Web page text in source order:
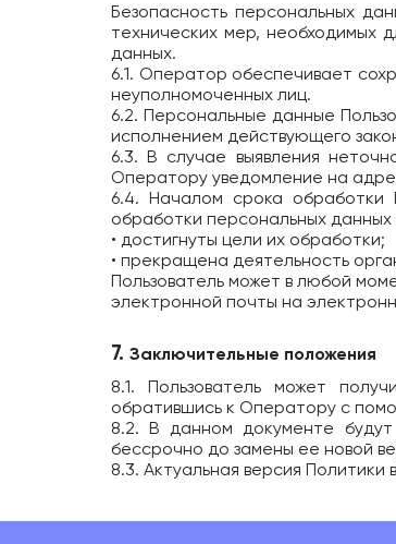
Безопасность персональных
технических мер, необходимых
данных.
6.1. Оператор обеспечивает
неуполномоченных лиц.
6.2. Персональные данные
исполнением действующего
6.3. В случае выявления
Оператору уведомление на
6.4. Началом срока
обработки персональных
• достигнуты цели их обработки;
• прекращена деятельность
Пользователь может в любой
электронной почты на
7. Заключительные положения
8.1. Пользователь может
обратившись к Оператору с
8.2. В данном документе
бессрочно до замены ее новой
8.3. Актуальная версия